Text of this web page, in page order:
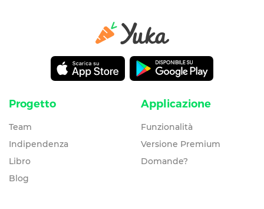
Progetto
Team
Indipendenza
Libro
Blog
Applicazione
Funzionalità
Versione Premium
Domande?